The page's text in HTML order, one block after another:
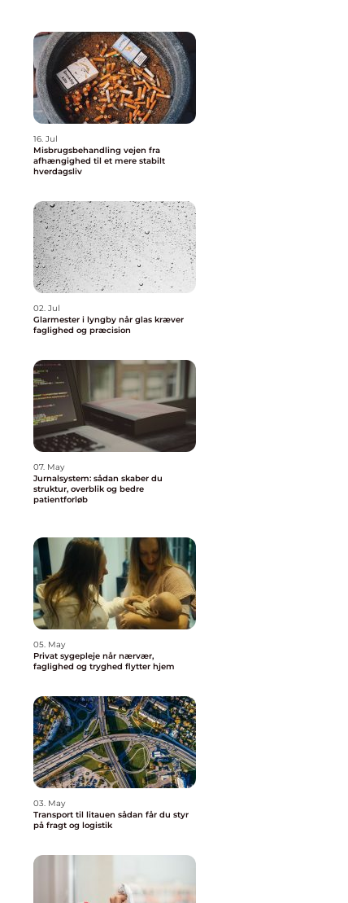
16. Jul
Misbrugsbehandling vejen fra
afhængighed til et mere stabilt
hverdagsliv
02. Jul
Glarmester i lyngby når glas kræver
faglighed og præcision
07. May
Jurnalsystem: sådan skaber du
struktur, overblik og bedre
patientforløb
05. May
Privat sygepleje når nærvær,
faglighed og tryghed flytter hjem
03. May
Transport til litauen sådan får du styr
på fragt og logistik